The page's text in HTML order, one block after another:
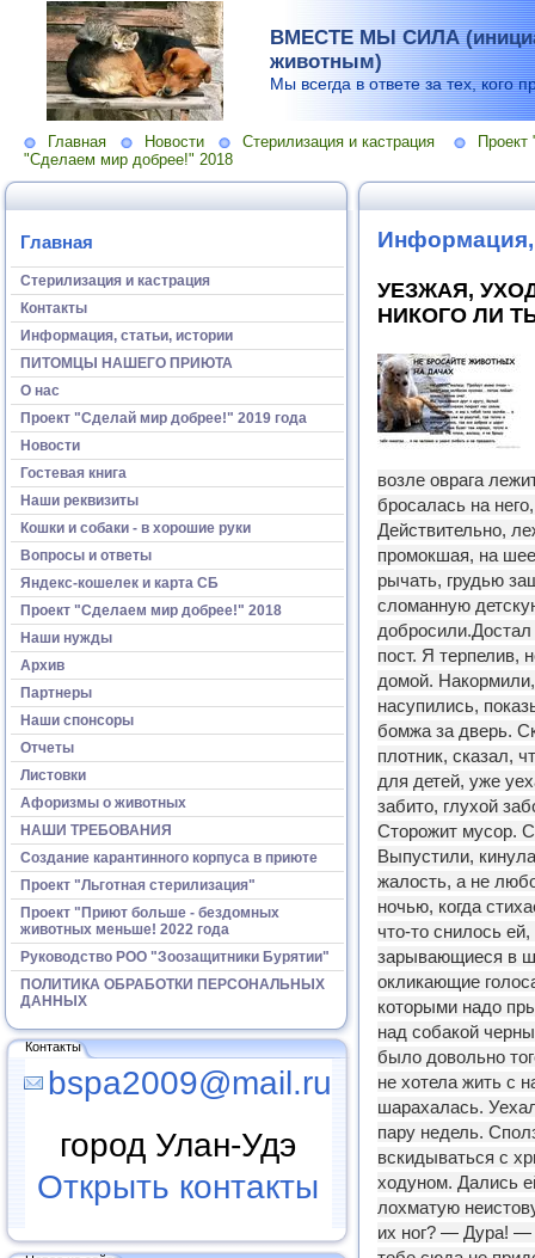
ВМЕСТЕ МЫ СИЛА
животным)
Мы всегда в ответе за тех, кого
Главная Новости Стерилизация и кастрация
"Сделаем мир добрее!" 2018
Главная
Стерилизация и кастрация
Контакты
Информация, статьи, истории
ПИТОМЦЫ НАШЕГО ПРИЮТА
О нас
Проект "Сделай мир добрее!" 2019 года
Новости
Гостевая книга
Наши реквизиты
Кошки и собаки - в хорошие руки
Вопросы и ответы
Яндекс-кошелек и карта СБ
Проект "Сделаем мир добрее!" 2018
Наши нужды
Архив
Партнеры
Наши спонсоры
Отчеты
Листовки
Афоризмы о животных
НАШИ ТРЕБОВАНИЯ
Создание карантинного корпуса в приюте
Проект "Льготная стерилизация"
Проект "Приют больше - бездомных
животных меньше! 2022 года
Руководство РОО "Зоозащитники Бурятии"
ПОЛИТИКА ОБРАБОТКИ ПЕРСОНАЛЬНЫХ
ДАННЫХ
Контакты
bspa2009@mail.ru
город Улан-Удэ
Открыть контакты
Информация,
УЕЗЖАЯ,
НИКОГО ЛИ
возле оврага
бросалась на
Действительно,
промокшая, на
рычать, грудью
сломанную
пост. Я терпелив,
домой.
насупились,
бомжа за дверь.
плотник, сказал,
для детей, уже
забито, глухой
Сторожит мусор.
Выпустили,
жалость, а не
ночью, когда
что-то снилось
зарывающиеся в
окликающие
которыми надо
над собакой
было довольно
не хотела жить с
шарахалась.
пару недель.
вскидываться с
ходуном. Дались
лохматую
их ног? — Дура! —